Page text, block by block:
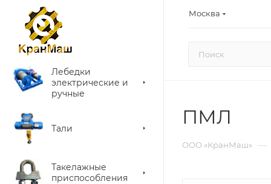
Москва
Лебедки
электрические и
ручные
Тали
Такелажные
приспособления
ПМЛ
ООО «КранМаш» —